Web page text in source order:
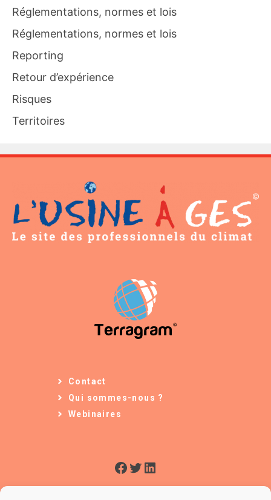
Réglementations, normes et lois
Réglementations, normes et lois
Reporting
Retour d’expérience
Risques
Territoires
Contact
Qui sommes-nous ?
Webinaires
Facebook
Twitter
LinkedIn